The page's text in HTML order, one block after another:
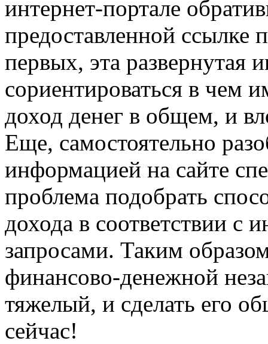
интернет-портале
предоставленной
первых, эта
сориентироваться в чем
доход денег в общем, и
Еще, самостоятельно
информацией на сайте
проблема подобрать
дохода в соответствии с
запросами. Таким
финансово-денежной
тяжелый, и сделать его
сейчас!